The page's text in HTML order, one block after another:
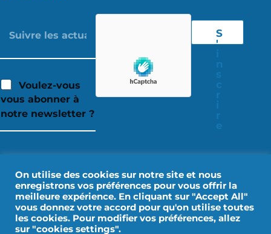
Voulez-vous
vous abonner à
notre newsletter ?
S
'
On utilise des cookies sur notre site et nous
enregistrons vos préférences pour vous offrir la
meilleure expérience. En cliquant sur "Accept All"
vous donnez votre accord pour qu'on utilise toutes
les cookies. Pour modifier vos préférences, allez
sur "cookies settings".